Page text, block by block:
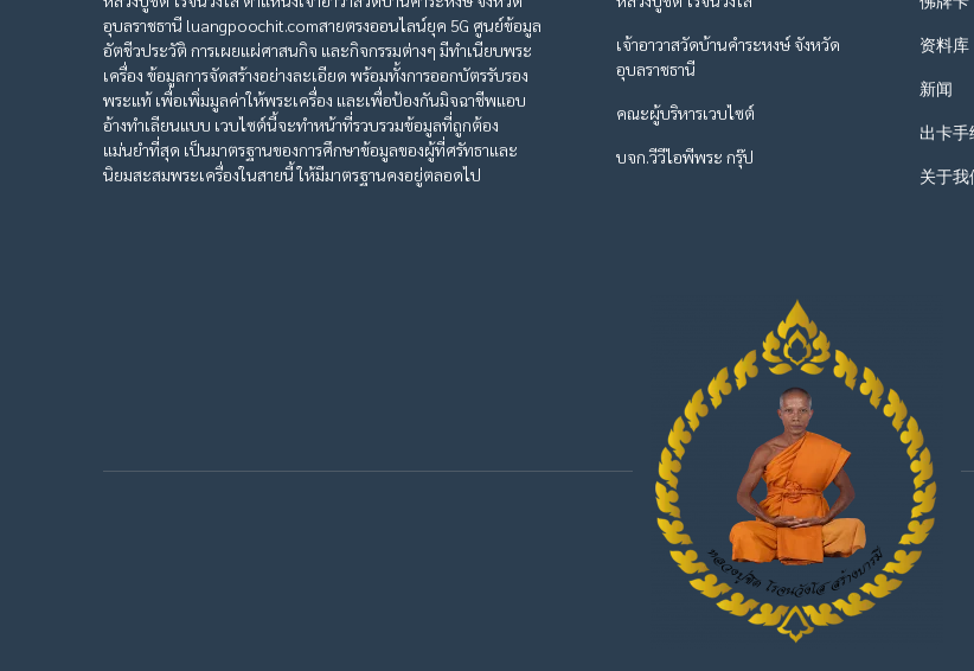
อุบลราชธานี luangpoochit.comสายตรงออนไลน์ยุค 5G ศูนย์ข้อมูล
อัตชีวประวัติ การเผยแผ่ศาสนกิจ และกิจกรรมต่างๆ มีทำเนียบพระ
เครื่อง ข้อมูลการจัดสร้างอย่างละเอียด พร้อมทั้งการออกบัตรรับรอง
พระแท้ เพื่อเพิ่มมูลค่าให้พระเครื่อง และเพื่อป้องกันมิจฉาชีพแอบ
อ้างทำเลียนแบบ เวบไซต์นี้จะทำหน้าที่รวบรวมข้อมูลที่ถูกต้อง
แม่นยำที่สุด เป็นมาตรฐานของการศึกษาข้อมูลของผู้ที่ศรัทธาและ
นิยมสะสมพระเครื่องในสายนี้ ให้มีมาตรฐานคงอยู่ตลอดไป
เจ้าอาวาสวัดบ้านคำระหงษ์ จังหวัด
อุบลราชธานี
คณะผู้บริหารเวบไซต์
บจก.วีวีไอพีพระ กรุ๊ป
资料库
新闻
出卡手
关于我